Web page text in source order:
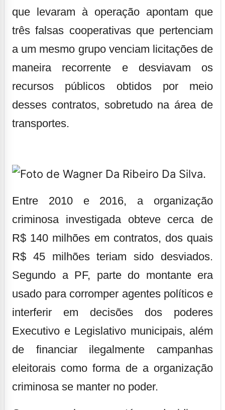
que levaram à operação apontam que
três falsas cooperativas que pertenciam
a um mesmo grupo venciam licitações de
maneira recorrente e desviavam os
recursos públicos obtidos por meio
desses contratos, sobretudo na área de
transportes.
Entre 2010 e 2016, a organização
criminosa investigada obteve cerca de
R$ 140 milhões em contratos, dos quais
R$ 45 milhões teriam sido desviados.
Segundo a PF, parte do montante era
usado para corromper agentes políticos e
interferir em decisões dos poderes
Executivo e Legislativo municipais, além
de financiar ilegalmente campanhas
eleitorais como forma de a organização
criminosa se manter no poder.